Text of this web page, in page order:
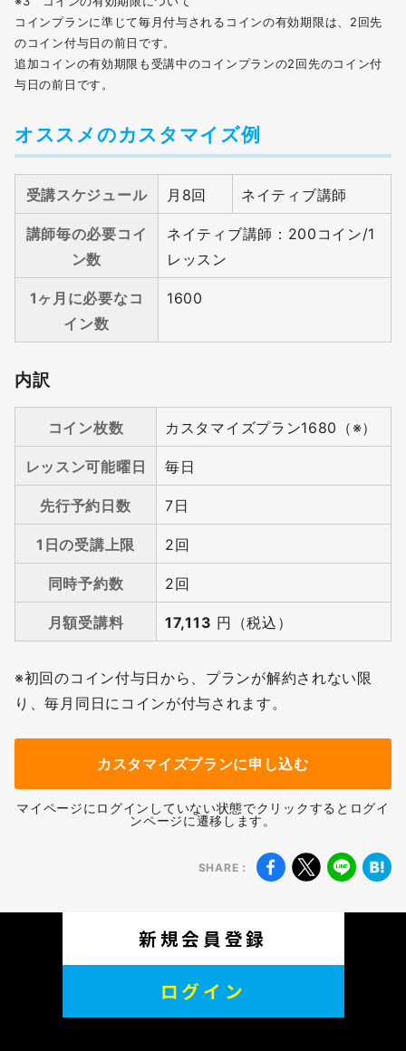
コインプランに準じて毎月付与されるコインの有効期限は、2回先
のコイン付与⽇の前⽇です。
追加コインの有効期限も受講中のコインプランの2回先のコイン付
与⽇の前⽇です。
オススメのカスタマイズ例
受講スケジュール 月8回 ネイティブ講師
講師毎の必要コイ
ン数
ネイティブ講師：200コイン/1
レッスン
1ヶ月に必要なコ
イン数
1600
内訳
コイン枚数 カスタマイズプラン1680（※）
レッスン可能曜日 毎日
先行予約日数 7日
1日の受講上限 2回
同時予約数 2回
月額受講料 17,113 円（税込）
※初回のコイン付与⽇から、プランが解約されない限
り、毎⽉同⽇にコインが付与されます。
カスタマイズプランに申し込む
マイページにログインしていない状態でクリックするとログイ
ンページに遷移します。
SHARE：
新規会員登録
ログイン